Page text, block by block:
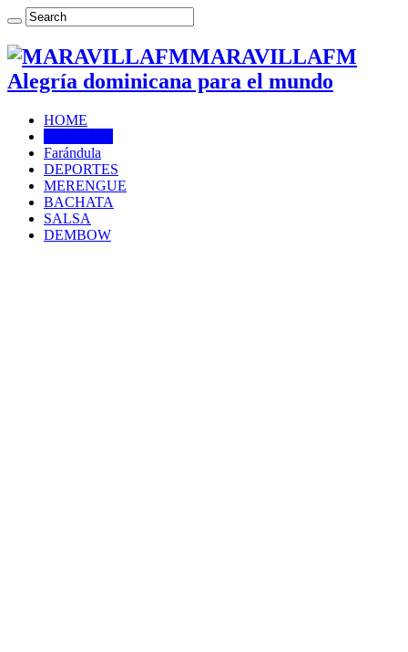
MARAVILLAFM
Alegría dominicana para el mundo
HOME
Farándula
DEPORTES
MERENGUE
BACHATA
SALSA
DEMBOW